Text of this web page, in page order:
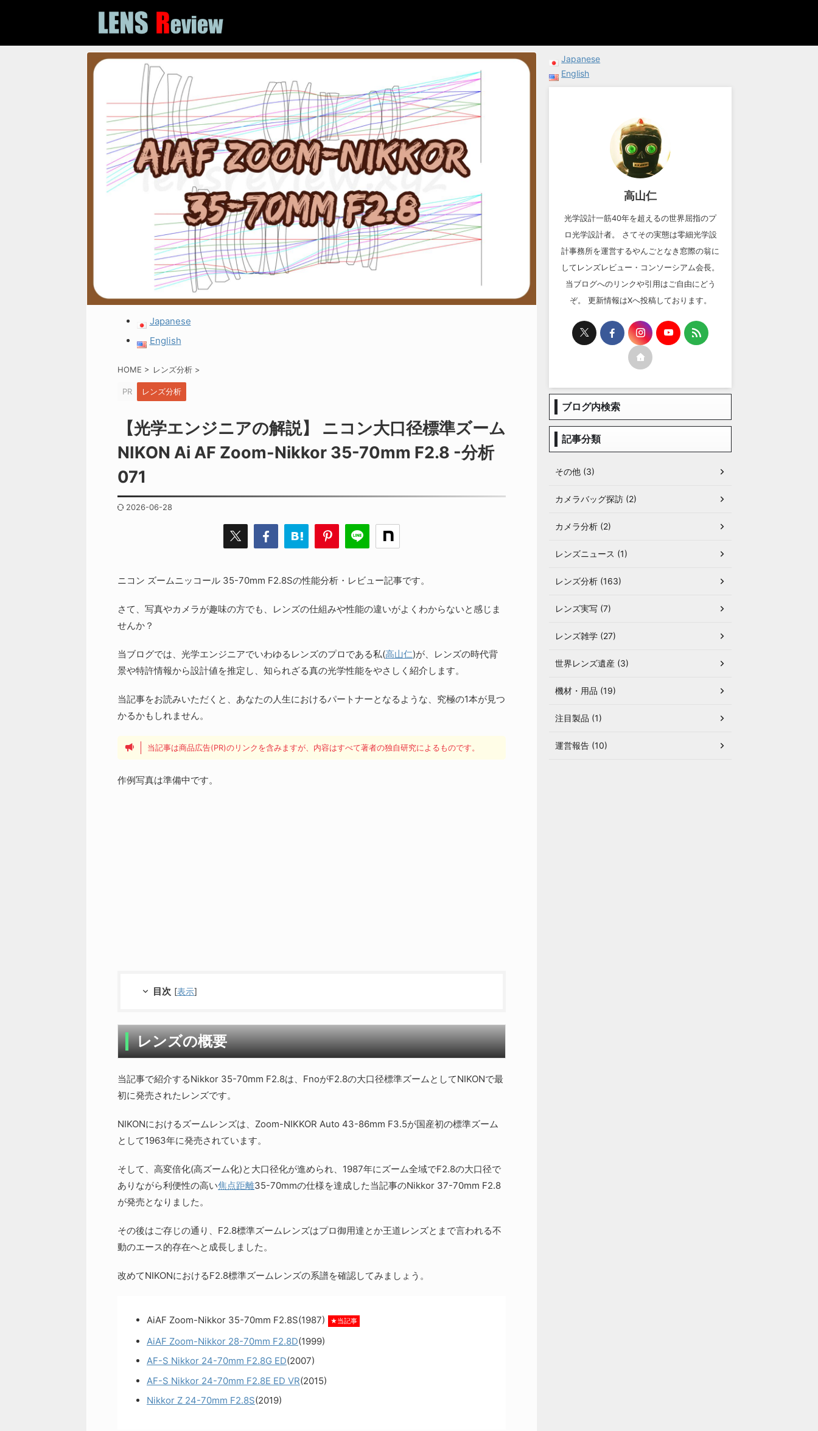
Japanese
English
HOME > レンズ分析 >
PR レンズ分析
【光学エンジニアの解説】 ニコン大口径標準ズーム
NIKON Ai AF Zoom-Nikkor 35-70mm F2.8 -分析
071
2026-06-28
ニコン ズームニッコール 35-70mm F2.8Sの性能分析・レビュー記事です。
さて、写真やカメラが趣味の方でも、レンズの仕組みや性能の違いがよくわからないと感じま
せんか？
当ブログでは、光学エンジニアでいわゆるレンズのプロである私(高山仁)が、レンズの時代背
景や特許情報から設計値を推定し、知られざる真の光学性能をやさしく紹介します。
当記事をお読みいただくと、あなたの人生におけるパートナーとなるような、究極の1本が見つ
かるかもしれません。
当記事は商品広告(PR)のリンクを含みますが、内容はすべて著者の独自研究によるものです。
作例写真は準備中です。
目次 [表示]
レンズの概要
当記事で紹介するNikkor 35-70mm F2.8は、FnoがF2.8の大口径標準ズームとしてNIKONで最
初に発売されたレンズです。
NIKONにおけるズームレンズは、Zoom-NIKKOR Auto 43-86mm F3.5が国産初の標準ズーム
として1963年に発売されています。
そして、高変倍化(高ズーム化)と大口径化が進められ、1987年にズーム全域でF2.8の大口径で
ありながら利便性の高い焦点距離35-70mmの仕様を達成した当記事のNikkor 37-70mm F2.8
が発売となりました。
その後はご存じの通り、F2.8標準ズームレンズはプロ御用達とか王道レンズとまで言われる不
動のエース的存在へと成長しました。
改めてNIKONにおけるF2.8標準ズームレンズの系譜を確認してみましょう。
AiAF Zoom-Nikkor 35-70mm F2.8S(1987) ★当記事
AiAF Zoom-Nikkor 28-70mm F2.8D(1999)
AF-S Nikkor 24-70mm F2.8G ED(2007)
AF-S Nikkor 24-70mm F2.8E ED VR(2015)
Nikkor Z 24-70mm F2.8S(2019)
Japanese
English
高山仁
光学設計一筋40年を超えるの世界屈指のプ
ロ光学設計者。 さてその実態は零細光学設
計事務所を運営するやんごとなき窓際の翁に
してレンズレビュー・コンソーシアム会長。
当ブログへのリンクや引用はご自由にどう
ぞ。 更新情報はXへ投稿しております。
ブログ内検索
記事分類
その他 (3)
カメラバッグ探訪 (2)
カメラ分析 (2)
レンズニュース (1)
レンズ分析 (163)
レンズ実写 (7)
レンズ雑学 (27)
世界レンズ遺産 (3)
機材・用品 (19)
注目製品 (1)
運営報告 (10)